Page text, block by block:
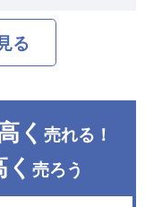
る
く 売れる！
売ろう